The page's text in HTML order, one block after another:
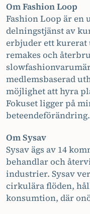
Om Fashion Loop
Fashion Loop är en
delningstjänst av
erbjuder ett kurerat
remakes och
medlemsbaserad
möjlighet att hyra
Fokuset ligger på
beteendeförändring.
Om Sysav
Sysav ägs av 14
behandlar och
industrier. Sysav
cirkulära flöden,
konsumtion, där